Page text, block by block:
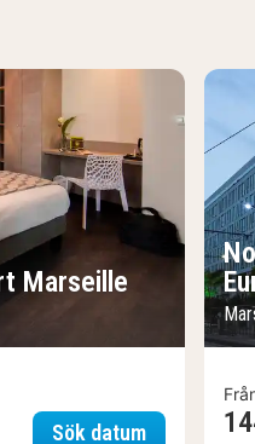
Marseille
Sök datumHôtel Carré